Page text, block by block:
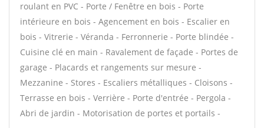
roulant en PVC - Porte / Fenêtre en bois - Porte
intérieure en bois - Agencement en bois - Escalier en
bois - Vitrerie - Véranda - Ferronnerie - Porte blindée -
Cuisine clé en main - Ravalement de façade - Portes de
garage - Placards et rangements sur mesure -
Mezzanine - Stores - Escaliers métalliques - Cloisons -
Terrasse en bois - Verrière - Porte d'entrée - Pergola -
Abri de jardin - Motorisation de portes et portails -